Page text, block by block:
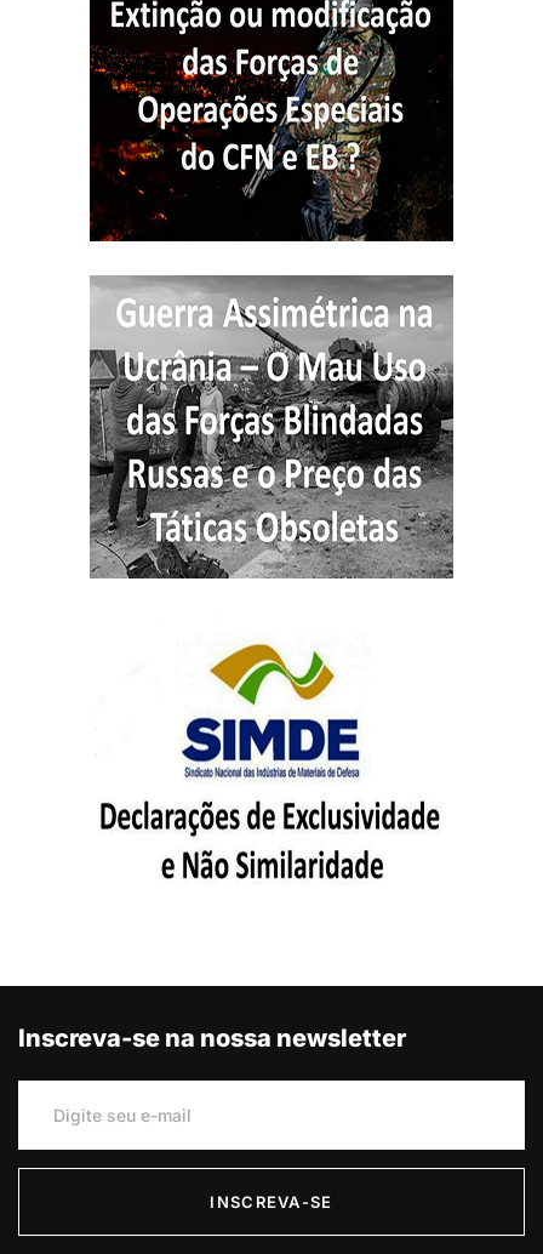
Inscreva-se na nossa newsletter
INSCREVA-SE